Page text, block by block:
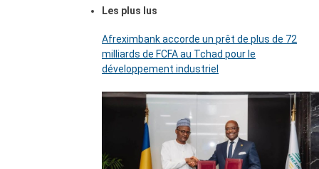
Les plus lus
Afreximbank accorde un prêt de plus de 72
milliards de FCFA au Tchad pour le
développement industriel